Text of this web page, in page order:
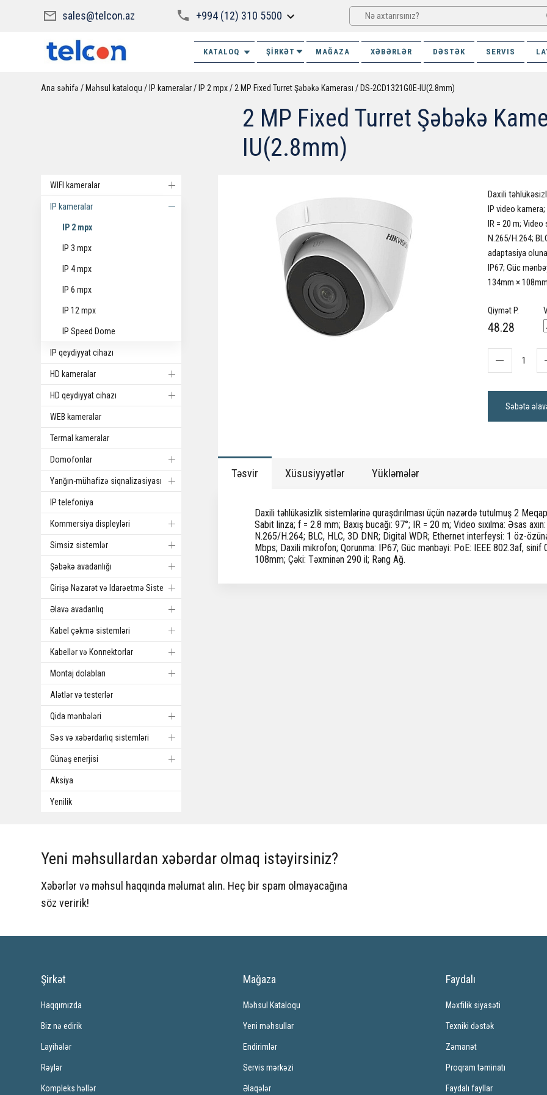
sales@telcon.az +994 (12) 310 5500
KATALOQ ŞİRKƏT MAĞAZA XƏBƏRLƏR DƏSTƏK SERVIS
Ana səhifə Məhsul kataloqu IP kameralar IP 2 mpx 2 MP Fixed Turret Şəbəkə Kamerası / DS-2CD1321G0E-IU(2.8mm)
2 MP Fixed Turret Şəbəkə
IU(2.8mm)
WIFI kameralar
IP kameralar
IP 2 mpx
IP 3 mpx
IP 4 mpx
IP 6 mpx
IP 12 mpx
IP Speed Dome
IP qeydiyyat cihazı
HD kameralar
HD qeydiyyat cihazı
WEB kameralar
Termal kameralar
Domofonlar
Yanğın-mühafizə siqnalizasiyası
IP telefoniya
Kommersiya displeyləri
Simsiz sistemlər
Şəbəkə avadanlığı
Girişə Nəzarət və Idarəetmə Sistemi
Əlavə avadanlıq
Kabel çəkmə sistemləri
Kabellər və Konnektorlar
Montaj dolabları
Alətlər və testerlər
Qida mənbələri
Səs və xəbərdarlıq sistemləri
Günəş enerjisi
Aksiya
Yenilik
Qiymət P.
48.28
Səbətə
Daxili
IP video kamera;
IR = 20 m; Video
N.265/H.264;
adaptasiya
IP67; Güc
134mm ×
Təsvir Xüsusiyyətlər Yükləmələr
Daxili təhlükəsizlik sistemlərinə quraşdırılması üçün nəzərdə tutulmuş 2
Sabit linza; f = 2.8 mm; Baxış bucağı: 97°; IR = 20 m; Video sıxılma: Əsas
N.265/H.264; BLC, HLC, 3D DNR; Digital WDR; Ethernet interfeysi: 1 öz-
Mbps; Daxili mikrofon; Qorunma: IP67; Güc mənbəyi: PoE: IEEE 802.3af,
108mm; Çəki: Təxminən 290 il; Rəng Ağ.
Yeni məhsullardan xəbərdar olmaq istəyirsiniz?
Xəbərlər və məhsul haqqında məlumat alın. Heç bir spam olmayacağına
söz veririk!
Şirkət
Haqqımızda
Biz nə edirik
Layihələr
Rəylər
Kompleks həllər
Mağaza
Məhsul Kataloqu
Yeni məhsullar
Endirimlər
Servis mərkəzi
Əlaqələr
Faydalı
Məxfilik siyasəti
Texniki dəstək
Zəmanət
Proqram təminatı
Faydalı fayllar